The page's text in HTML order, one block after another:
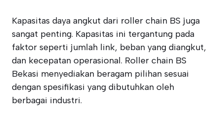
Kapasitas daya angkut dari roller chain BS juga
sangat penting. Kapasitas ini tergantung pada
faktor seperti jumlah link, beban yang diangkut,
dan kecepatan operasional. Roller chain BS
Bekasi menyediakan beragam pilihan sesuai
dengan spesifikasi yang dibutuhkan oleh
berbagai industri.